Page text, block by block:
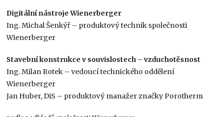
Digitální nástroje Wienerberger
Ing. Michal Šenkýř – produktový technik společnosti
Wienerberger
Stavební konstrukce v souvislostech – vzduchotěsnost
Ing. Milan Rotek – vedoucí technického oddělení
Wienerberger
Jan Huber, DiS – produktový manažer značky Porotherm